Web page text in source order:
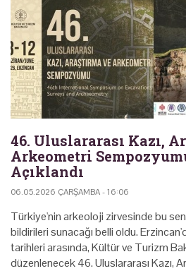
46. Uluslararası Kazı,
Arkeometri
Açıklandı
06.05.2026 ÇARŞAMBA - 16:06
Türkiye'nin arkeoloji zirvesinde bu
bildirileri sunacağı belli oldu.
tarihleri arasında, Kültür ve Turizm
düzenlenecek 46. Uluslararası Kazı,